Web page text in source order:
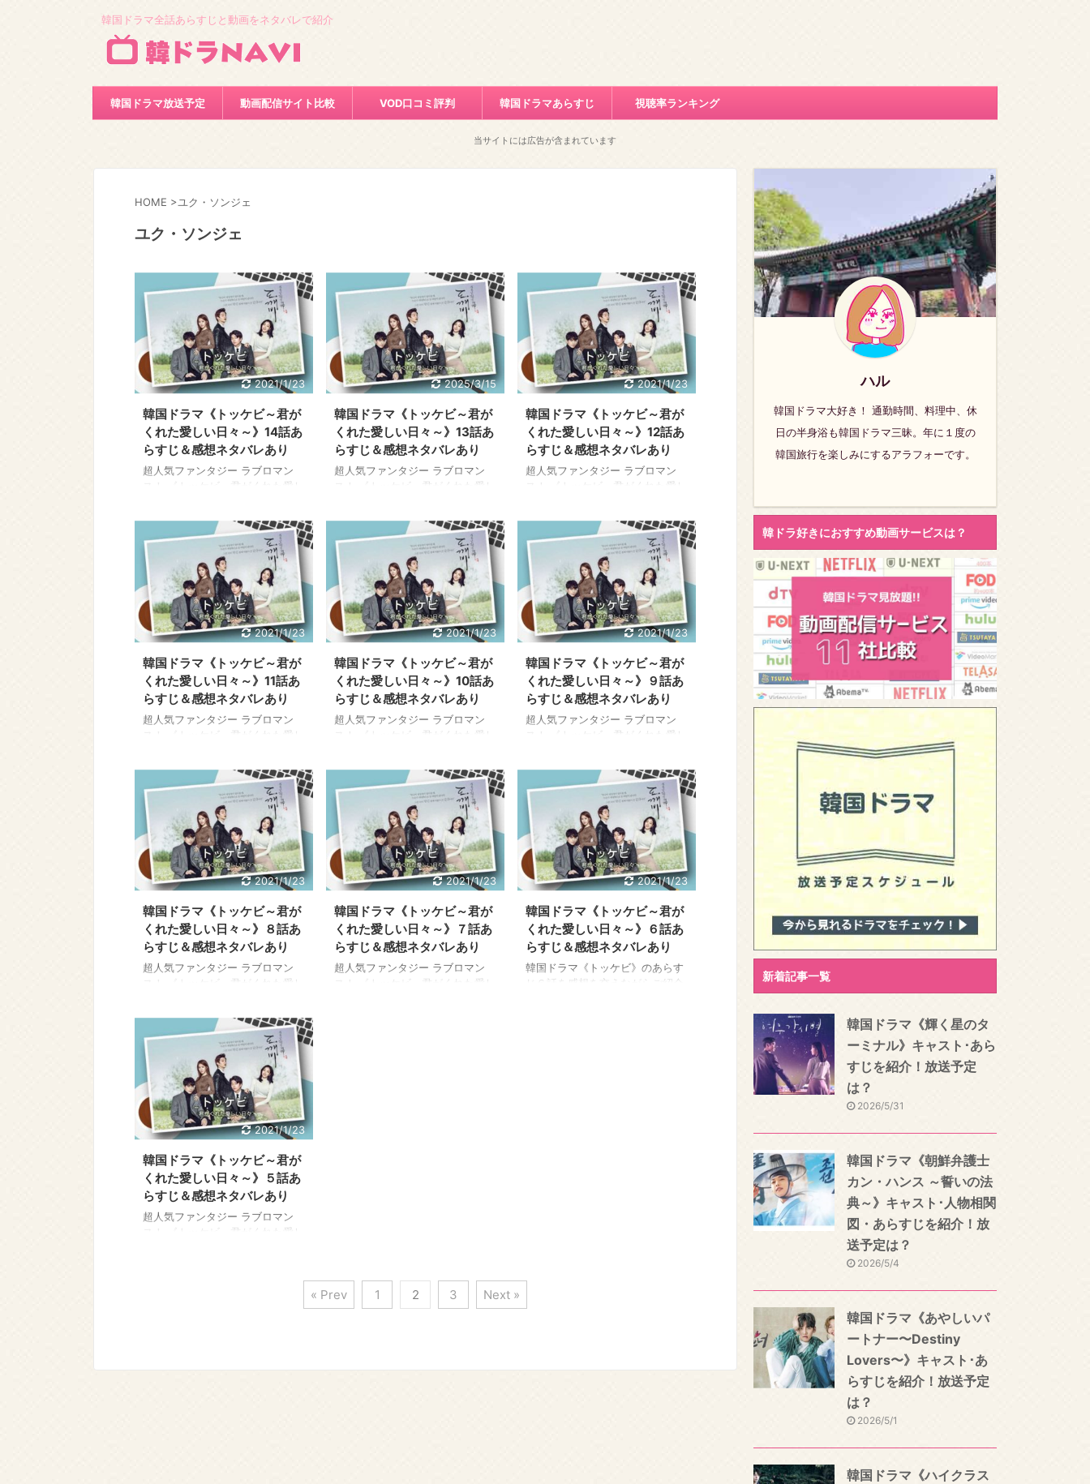
韓国ドラマ全話あらすじと動画をネタバレで紹介
韓国ドラマ放送予定 動画配信サイト比較 VOD口コミ評判 韓国ドラマあらすじ 視聴率ランキング
当サイトには広告が含まれています
HOME >ユク・ソンジェ
ユク・ソンジェ
2021/1/23
韓国ドラマ《トッケビ～君が
くれた愛しい日々～》14話あ
らすじ＆感想ネタバレあり
超人気ファンタジー ラブロマン
ス！ 《トッケビ～君がくれた愛し
ス U-NEXT（ユーネクスト）で
31日間無料トライアルを実施中！
この特典利用で、簡単に高画質フ
ル画像 ピュアな恋愛にドキドキし
たい！ ↓ ↓ ↓ 今すぐ《トッケ
ビ》全話無料で見る≫ 韓国ドラ
マ《トッケビ～君がくれた愛しい
日々～》のあらすじ14話を感想を
交えながらご紹介します。 こちら
はネタバレ内容を含みますのでご
注意ください。 →韓国ドラマ《ト
ッケビ～君がくれた ...
2025/3/15
韓国ドラマ《トッケビ～君が
くれた愛しい日々～》13話あ
らすじ＆感想ネタバレあり
超人気ファンタジー ラブロマン
ス！ 《トッケビ～君がくれた愛し
ス U-NEXT（ユーネクスト）で
31日間無料トライアルを実施中！
この特典利用で、簡単に高画質フ
ル画像 ピュアな恋愛にドキドキし
たい！ ↓ ↓ ↓ 今すぐ《トッケ
ビ》全話無料で見る≫ 韓国ドラ
マ《トッケビ～君がくれた愛しい
日々～》のあらすじ13話を感想を
交えながらご紹介します。 こちら
はネタバレ内容を含みますのでご
注意ください。 →韓国ドラマ《ト
ッケビ～君がくれた ...
2021/1/23
韓国ドラマ《トッケビ～君が
くれた愛しい日々～》12話あ
らすじ＆感想ネタバレあり
超人気ファンタジー ラブロマン
ス！ 《トッケビ～君がくれた愛し
ス U-NEXT（ユーネクスト）で
31日間無料トライアルを実施中！
この特典利用で 今すぐ簡単に、全
話視聴できます！ ↓ ↓ ↓ 今すぐ
《トッケビ》を見る≫ 韓国ドラ
マ《トッケビ～君がくれた愛しい
日々～》のあらすじ12話を感想を
交えながらご紹介します。 こちら
はネタバレ内容を含みますのでご
注意ください。 →韓国ドラマ《ト
ッケビ～君がくれた愛しい日々
～》あらすじ全話最 ...
2021/1/23
韓国ドラマ《トッケビ～君が
くれた愛しい日々～》11話あ
らすじ＆感想ネタバレあり
超人気ファンタジー ラブロマン
ス！ 《トッケビ～君がくれた愛し
ス U-NEXT（ユーネクスト）で
31日間無料トライアルを実施中！
この特典利用で、簡単に高画質フ
ル画像 ピュアな恋愛にドキドキし
たい！ ↓ ↓ ↓ 今すぐ《トッケ
ビ》全話無料で見る≫ 韓国ドラ
マ《トッケビ～君がくれた愛しい
日々～》のあらすじ11話を感想を
交えながらご紹介します。 こちら
はネタバレ内容を含みますのでご
注意ください。 →韓国ドラマ《ト
ッケビ～君がくれた ...
2021/1/23
韓国ドラマ《トッケビ～君が
くれた愛しい日々～》10話あ
らすじ＆感想ネタバレあり
超人気ファンタジー ラブロマン
ス！ 《トッケビ～君がくれた愛し
ス U-NEXT（ユーネクスト）で
31日間無料トライアルを実施中！
この特典利用で、簡単に高画質フ
ル画像 ピュアな恋愛にドキドキし
たい！ ↓ ↓ ↓ 今すぐ《トッケ
ビ》全話無料で見る≫ 韓国ドラ
マ《トッケビ～君がくれた愛しい
日々～》のあらすじ10話を感想を
交えながらご紹介します。 こちら
はネタバレ内容を含みますのでご
注意ください。 →韓国ドラマ《ト
ッケビ～君がくれた ...
2021/1/23
韓国ドラマ《トッケビ～君が
くれた愛しい日々～》９話あ
らすじ＆感想ネタバレあり
超人気ファンタジー ラブロマン
ス！ 《トッケビ～君がくれた愛し
ス U-NEXT（ユーネクスト）で
31日間無料トライアルを実施中！
この特典利用で、簡単に高画質フ
ル画像 ピュアな恋愛にドキドキし
たい！ ↓ ↓ ↓ 今すぐ《トッケ
ビ》全話無料で見る≫ 韓国ドラ
マ《トッケビ～君がくれた愛しい
日々～》のあらすじ９話を感想を
交えながらご紹介します。 こちら
はネタバレ内容を含みますのでご
注意ください。 →韓国ドラマ《ト
ッケビ～君がくれた愛 ...
2021/1/23
韓国ドラマ《トッケビ～君が
くれた愛しい日々～》８話あ
らすじ＆感想ネタバレあり
超人気ファンタジー ラブロマン
ス！ 《トッケビ～君がくれた愛し
ス U-NEXT（ユーネクスト）で
31日間無料トライアルを実施中！
この特典利用で 今すぐ簡単に、全
話視聴できます！ ↓ ↓ ↓ 今すぐ
《トッケビ》を見る≫ 韓国ドラ
マ《トッケビ》のあらすじ８話を
感想を交えながらご紹介します。
こちらはネタバレ内容を含みます
のでご注意ください。 →韓国ドラ
マ《トッケビ》あらすじ全話最終
回まで一覧 そのほか韓国ドラマ
《トッケビ》のあら ...
2021/1/23
韓国ドラマ《トッケビ～君が
くれた愛しい日々～》７話あ
らすじ＆感想ネタバレあり
超人気ファンタジー ラブロマン
ス！ 《トッケビ～君がくれた愛し
2021/1/23
韓国ドラマ《トッケビ～君が
くれた愛しい日々～》６話あ
らすじ＆感想ネタバレあり
韓国ドラマ《トッケビ》のあらす
じ６話を感想を交えながらご紹介
2021/1/23
韓国ドラマ《トッケビ～君が
くれた愛しい日々～》５話あ
らすじ＆感想ネタバレあり
超人気ファンタジー ラブロマン
ス！ 《トッケビ～君がくれた愛し
この特典利用で 今すぐ簡単に、全
« Prev 1 2 3 Next »
ハル
韓国ドラマ大好き！ 通勤時間、料理中、休
日の半身浴も韓国ドラマ三昧。年に１度の
韓国旅行を楽しみにするアラフォーです。
韓ドラ好きにおすすめ動画サービスは？
新着記事一覧
韓国ドラマ《輝く星のタ
ーミナル》キャスト･あら
すじを紹介！放送予定
は？
2026/5/31
韓国ドラマ《朝鮮弁護士
カン・ハンス ～誓いの法
典～》キャスト･人物相関
図・あらすじを紹介！放
送予定は？
2026/5/4
韓国ドラマ《あやしいパ
ートナー〜Destiny
Lovers〜》キャスト･あ
らすじを紹介！放送予定
は？
2026/5/1
韓国ドラマ《ハイクラス